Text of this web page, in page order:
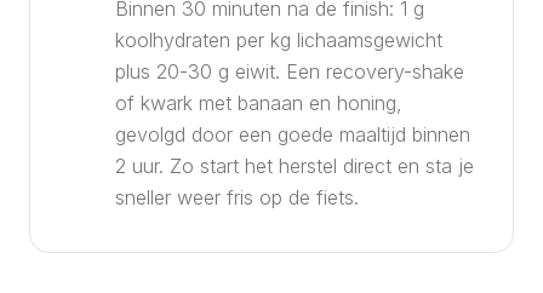
Binnen 30 minuten na de finish: 1 g
koolhydraten per kg lichaamsgewicht
plus 20-30 g eiwit. Een recovery-shake
of kwark met banaan en honing,
gevolgd door een goede maaltijd binnen
2 uur. Zo start het herstel direct en sta je
sneller weer fris op de fiets.